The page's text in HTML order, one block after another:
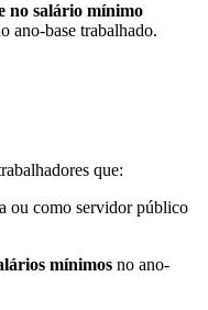
no salário mínimo
ano-base trabalhado.
que:
ou como servidor público
mínimos no ano-